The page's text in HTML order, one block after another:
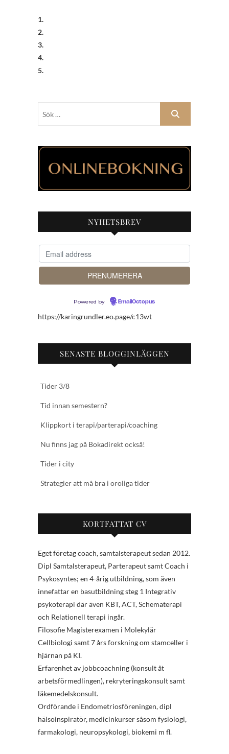
1.
2.
3.
4.
5.
NYHETSBREV
Powered by EmailOctopus
https://karingrundler.eo.page/c13wt
SENASTE BLOGGINLÄGGEN
Tider 3/8
Tid innan semestern?
Klippkort i terapi/parterapi/coaching
Nu finns jag på Bokadirekt också!
Tider i city
Strategier att må bra i oroliga tider
KORTFATTAT CV
Eget företag coach, samtalsterapeut sedan 2012.
Dipl Samtalsterapeut, Parterapeut samt Coach i
Psykosyntes; en 4-årig utbildning, som även
innefattar en basutbildning steg 1 Integrativ
psykoterapi där även KBT, ACT, Schematerapi
och Relationell terapi ingår.
Filosofie Magisterexamen i Molekylär
Cellbiologi samt 7 års forskning om stamceller i
hjärnan på KI.
Erfarenhet av jobbcoachning (konsult åt
arbetsförmedlingen), rekryteringskonsult samt
läkemedelskonsult.
Ordförande i Endometriosföreningen, dipl
hälsoinspiratör, medicinkurser såsom fysiologi,
farmakologi, neuropsykologi, biokemi m fl.